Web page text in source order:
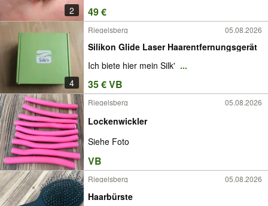
Anzeige aufgeben
2 49 €
4
Riegelsberg 05.08.2026
Silikon Glide Laser Haarentfernungsgerät
Ich biete hier mein Silk' ...
35 € VB
Riegelsberg 05.08.2026
Lockenwickler
Siehe Foto
VB
Riegelsberg 05.08.2026
Haarbürste